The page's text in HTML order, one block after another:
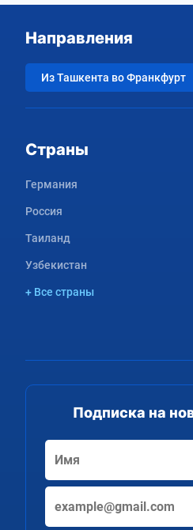
Направления
Из Ташкента во Франкфурт
Страны
Германия
Россия
Таиланд
Узбекистан
+ Все страны
Подписка на